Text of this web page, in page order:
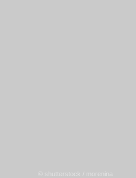
© shutterstock / morenina